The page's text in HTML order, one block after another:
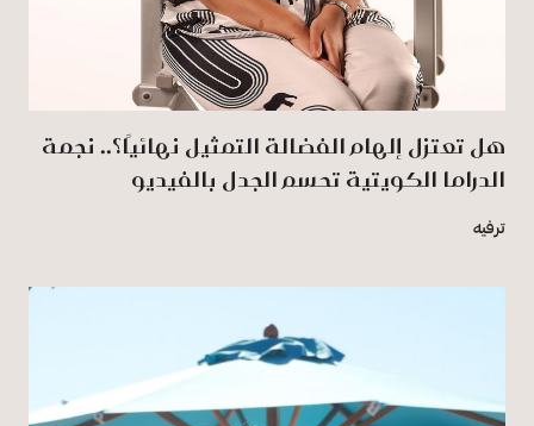
هل تعتزل إلهام الفضالة التمثيل نهائيًا؟.. نجمة
الدراما الكويتية تحسم الجدل بالفيديو
ترفيه